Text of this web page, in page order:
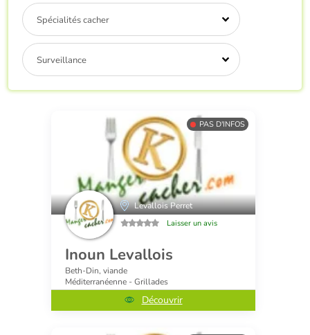
Spécialités cacher
Surveillance
PAS D'INFOS
Levallois Perret
Laisser un avis
Inoun Levallois
Beth-Din, viande
Méditerranéenne - Grillades
Découvrir